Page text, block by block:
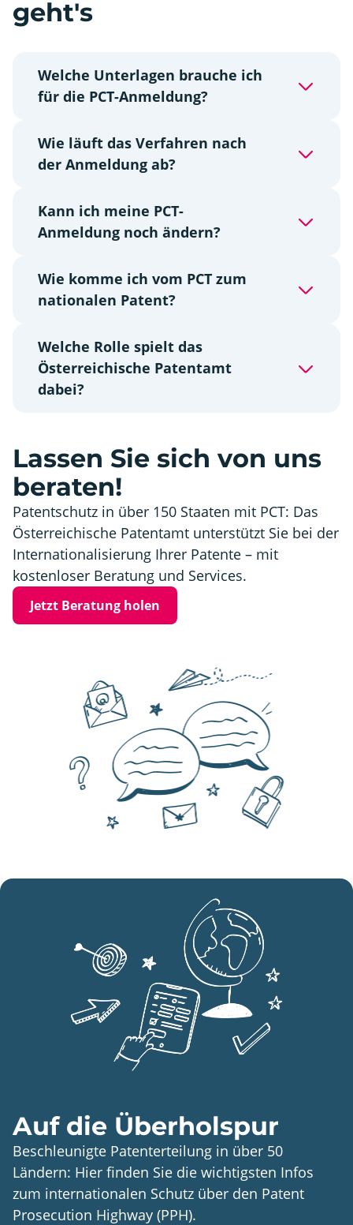
geht's
Welche Unterlagen brauche ich
für die PCT-Anmeldung?
Wie läuft das Verfahren nach
der Anmeldung ab?
Kann ich meine PCT-
Anmeldung noch ändern?
Wie komme ich vom PCT zum
nationalen Patent?
Welche Rolle spielt das
Österreichische Patentamt
dabei?
Lassen Sie sich von uns
beraten!
Patentschutz in über 150 Staaten mit PCT: Das
Österreichische Patentamt unterstützt Sie bei der
Internationalisierung Ihrer Patente – mit
kostenloser Beratung und Services.
Jetzt Beratung holen
Auf die Überholspur
Beschleunigte Patenterteilung in über 50
Ländern: Hier finden Sie die wichtigsten Infos
zum internationalen Schutz über den Patent
Prosecution Highway (PPH).